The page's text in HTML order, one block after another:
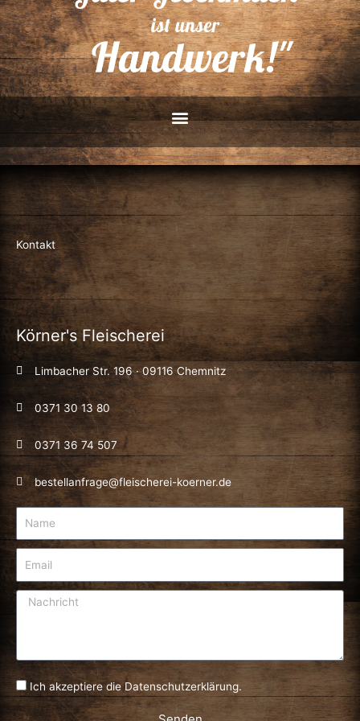
Kontakt
Körner's Fleischerei
Limbacher Str. 196 · 09116 Chemnitz
0371 30 13 80
0371 36 74 507
bestellanfrage@fleischerei-koerner.de
Nachricht
Ich akzeptiere dieDatenschutzerklärung.